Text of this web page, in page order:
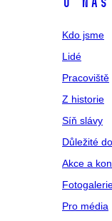
Kdo jsme
Lidé
Pracoviště
Z historie
Síň slávy
Důležité
Akce a
Pro média